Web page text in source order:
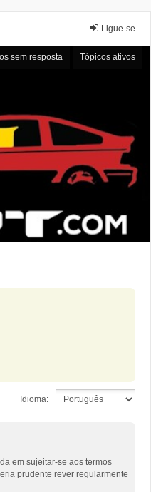
Ligue-se
sem resposta Tópicos ativos
Idioma:
em sujeitar-se aos termos
prudente rever regularmente